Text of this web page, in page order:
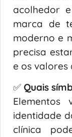
acolhedor
marca de
moderno e
precisa
e os valores
✅ Quais
Elementos
identidade
clínica